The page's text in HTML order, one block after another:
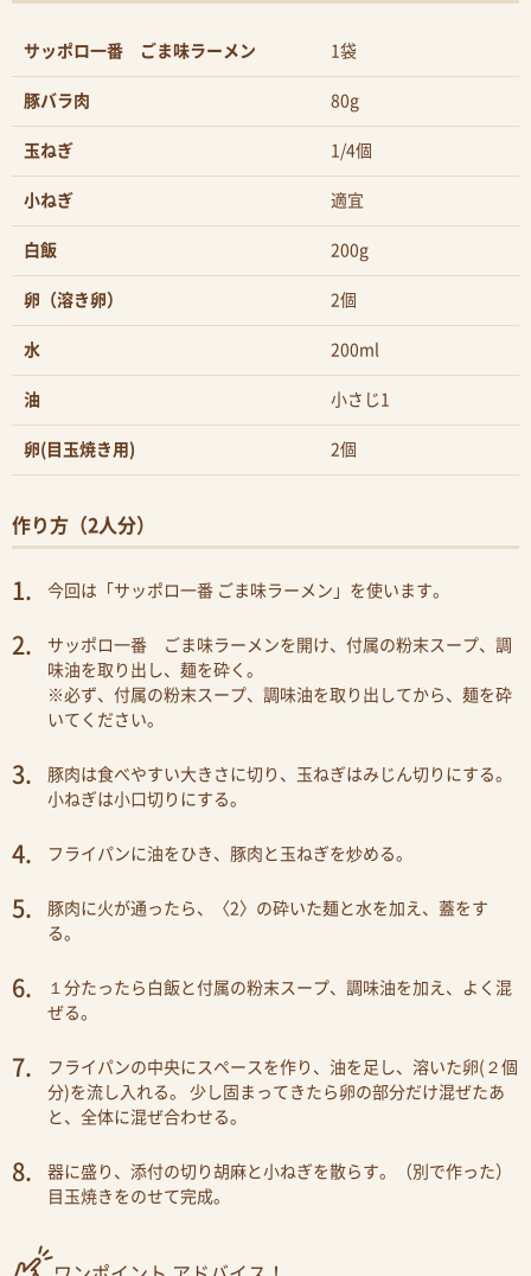
サッポロ一番 ごま味ラーメン 1袋
豚バラ肉 80g
玉ねぎ 1/4個
小ねぎ 適宜
白飯 200g
卵（溶き卵） 2個
水 200ml
油 小さじ1
卵(目玉焼き用) 2個
作り方（2人分）
今回は「サッポロ一番 ごま味ラーメン」を使います。
サッポロ一番 ごま味ラーメンを開け、付属の粉末スープ、調
味油を取り出し、麺を砕く。
※必ず、付属の粉末スープ、調味油を取り出してから、麺を砕
いてください。
豚肉は食べやすい大きさに切り、玉ねぎはみじん切りにする。
小ねぎは小口切りにする。
フライパンに油をひき、豚肉と玉ねぎを炒める。
豚肉に火が通ったら、〈2〉の砕いた麺と水を加え、蓋をす
る。
１分たったら白飯と付属の粉末スープ、調味油を加え、よく混
ぜる。
フライパンの中央にスペースを作り、油を足し、溶いた卵(２個
分)を流し入れる。 少し固まってきたら卵の部分だけ混ぜたあ
と、全体に混ぜ合わせる。
器に盛り、添付の切り胡麻と小ねぎを散らす。（別で作った）
目玉焼きをのせて完成。